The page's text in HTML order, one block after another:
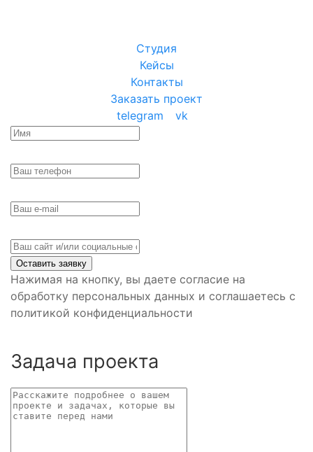
Студия
Кейсы
Контакты
Заказать проект
telegram
vk
Оставить заявку
Нажимая на кнопку, вы даете согласие на
обработку персональных данных и соглашаетесь с
политикой конфиденциальности
Задача проекта